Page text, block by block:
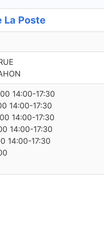
La Poste
14:00-17:30
14:00-17:30
14:00-17:30
14:00-17:30
14:00-17:30